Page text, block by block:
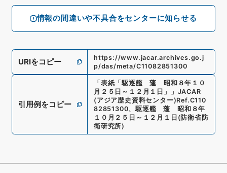
情報の間違いや不具合をセンターに知らせる
URIをコピー
https://www.jacar.archives.go.j
p/das/meta/C11082851300
引用例をコピー
「 表紙「駆逐艦 蓬 昭和８年１０
月２５日～１２月１日」
」 JACAR
(アジア歴史資料センター)Ref.C110
82851300、駆逐艦 蓬 昭和８年
１０月２５日～１２月１日 (防衛省防
衛研究所)